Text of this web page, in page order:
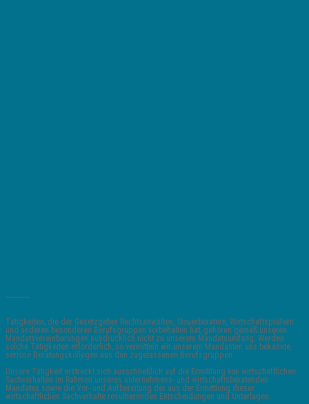
Tätigkeiten, die der Gesetzgeber Rechtsanwälten, Steuerberatern, Wirtschaftsprüfern
und anderen besonderen Berufsgruppen vorbehalten hat, gehören gemäß unseren
Mandatsvereinbarungen ausdrücklich nicht zu unserem Mandatsumfang. Werden
solche Tätigkeiten erforderlich, so vermitteln wir unserem Mandanten uns bekannte,
seriöse Beratungskollegen aus den zugelassenen Berufsgruppen.
Unsere Tätigkeit erstreckt sich ausschließlich auf die Ermittlung von wirtschaftlichen
Sachverhalten im Rahmen unseres unternehmens- und wirtschaftsberatenden
Mandates sowie die Vor- und Aufbereitung der aus der Ermittlung dieser
wirtschaftlichen Sachverhalte resultierenden Entscheidungen und Unterlagen.